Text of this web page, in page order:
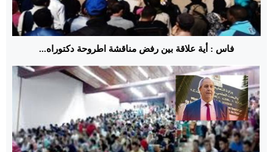
فاس : أية علاقة بين رفض مناقشة اطروحة دكتوراه...